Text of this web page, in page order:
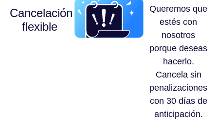
Cancelación
flexible
Queremos que
estés con
nosotros
porque deseas
hacerlo.
Cancela sin
penalizaciones
con 30 días de
anticipación.